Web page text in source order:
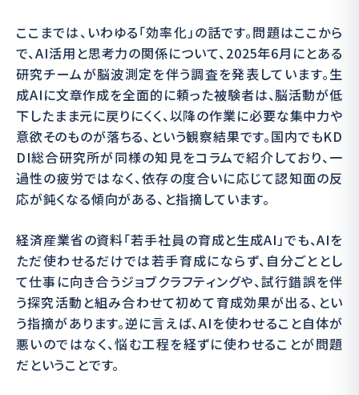
ここまでは、いわゆる「効率化」の話です。問題はここから
で、AI活用と思考力の関係について、2025年6月にとある
研究チームが脳波測定を伴う調査を発表しています。生
成AIに文章作成を全面的に頼った被験者は、脳活動が低
下したまま元に戻りにくく、以降の作業に必要な集中力や
意欲そのものが落ちる、という観察結果です。国内でもKD
DI総合研究所が同様の知見をコラムで紹介しており、一
過性の疲労ではなく、依存の度合いに応じて認知面の反
応が鈍くなる傾向がある、と指摘しています。
経済産業省の資料「若手社員の育成と生成AI」でも、AIを
ただ使わせるだけでは若手育成にならず、自分ごととし
て仕事に向き合うジョブクラフティングや、試行錯誤を伴
う探究活動と組み合わせて初めて育成効果が出る、とい
う指摘があります。逆に言えば、AIを使わせること自体が
悪いのではなく、悩む工程を経ずに使わせることが問題
だということです。